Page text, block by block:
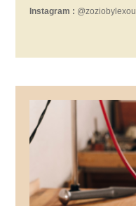
Instagram : @zoziobylexou